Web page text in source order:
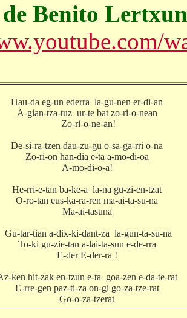
de Benito
Hau-da eg-un ederra la-gu-nen er-di-an
A-gian-tza-tuz ur-te bat zo-ri-o-nean
Zo-ri-o-ne-an!
De-si-ra-tzen dau-zu-gu o-sa-ga-rri o-na
Zo-ri-on han-dia e-ta a-mo-di-oa
A-mo-di-o-a!
He-rri-e-tan ba-ke-a la-na gu-zi-en-tzat
O-ro-tan eus-ka-ra-ren ma-ai-ta-su-na
Ma-ai-tasuna
Gu-tar-tian a-dix-ki-dant-za la-gun-ta-su-na
To-ki gu-zie-tan a-lai-ta-sun e-de-rra
E-der E-der-ra !
ken hit-zak en-tzun e-ta goa-zen e-da-te-rat
E-rre-gen paz-ti-za on-gi go-za-tze-rat
Go-o-za-tzerat